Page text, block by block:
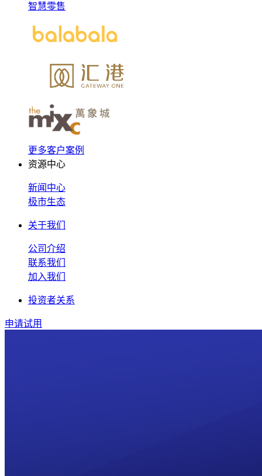
智慧零售
更多客户案例
资源中心
新闻中心
极市生态
关于我们
公司介绍
联系我们
加入我们
投资者关系
申请试用